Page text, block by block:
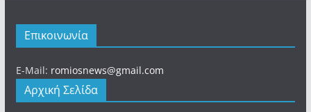
Επικοινωνία
E-Mail: romiosnews@gmail.com
Αρχική Σελίδα